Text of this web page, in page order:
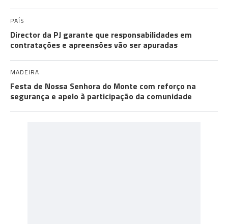
PAÍS
Director da PJ garante que responsabilidades em
contratações e apreensões vão ser apuradas
MADEIRA
Festa de Nossa Senhora do Monte com reforço na
segurança e apelo à participação da comunidade